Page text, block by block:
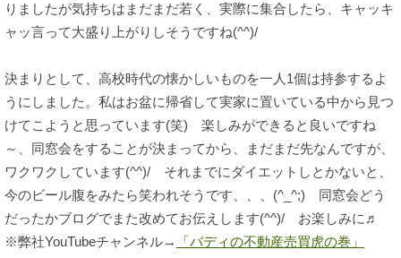
りましたが気持ちはまだまだ若く、実際に集合したら、キャッキ
ャッ言って大盛り上がりしそうですね(^^)/
決まりとして、高校時代の懐かしいものを一人1個は持参するよ
うにしました。私はお盆に帰省して実家に置いている中から見つ
けてこようと思っています(笑) 楽しみができると良いですね
～、同窓会をすることが決まってから、まだまだ先なんですが、
ワクワクしています(^^)/ それまでにダイエットしとかないと、
今のビール腹をみたら笑われそうです、、、(^_^;) 同窓会どう
だったかブログでまた改めてお伝えします(^^)/ お楽しみに♬
※弊社YouTubeチャンネル→
「バディの不動産売買虎の巻」